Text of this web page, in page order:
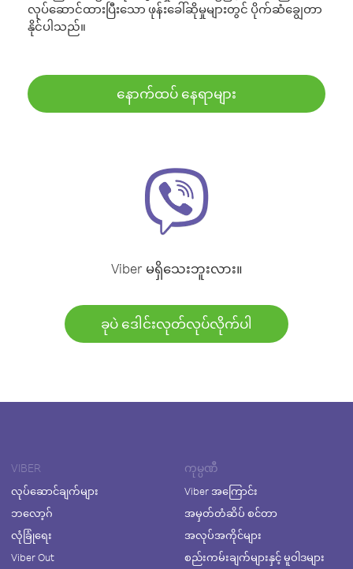
လုပ်ဆောင်ထားပြီးသော ဖုန်းခေါ်ဆိုမှုများတွင် ပိုက်ဆံချွေတာ
နိုင်ပါသည်။
နောက်ထပ် နေရာများ
Viber မရှိသေးဘူးလား။
ခုပဲ ဒေါင်းလုတ်လုပ်လိုက်ပါ
VIBER
လုပ်ဆောင်ချက်များ
ဘလော့ဂ်
လုံခြုံရေး
Viber Out
ကုမ္ပဏီ
Viber အကြောင်း
အမှတ်တံဆိပ် စင်တာ
အလုပ်အကိုင်များ
စည်းကမ်းချက်များနှင့် မူဝါဒများ